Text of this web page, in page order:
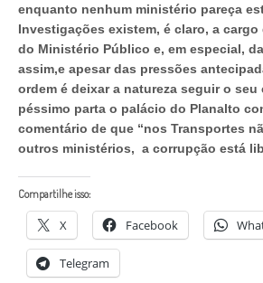
enquanto nenhum ministério pareça
Investigações existem, é claro, a cargo
do Ministério Público e, em especial,
assim,e apesar das pressões
ordem é deixar a natureza seguir o seu
péssimo parta o palácio do Planalto
comentário de que “nos Transportes
outros ministérios, a corrupção está
Compartilhe isso:
X Facebook
Telegram